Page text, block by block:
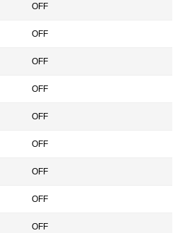
OFF
OFF
OFF
OFF
OFF
OFF
OFF
OFF
OFF